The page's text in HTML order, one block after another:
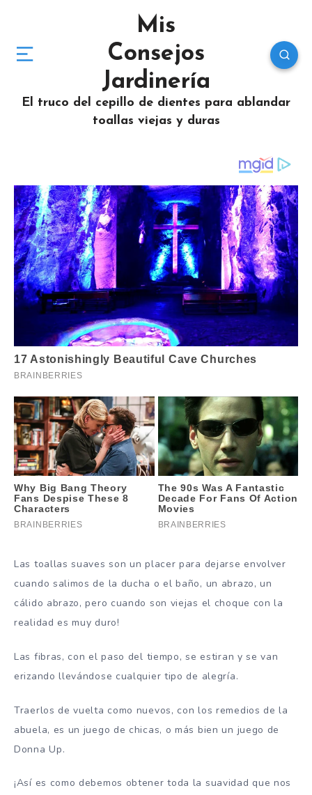
Mis
Consejos
Jardinería
El truco del cepillo de dientes para ablandar
toallas viejas y duras
Las toallas suaves son un placer para dejarse envolver
cuando salimos de la ducha o el baño, un abrazo, un
cálido abrazo, pero cuando son viejas el choque con la
realidad es muy duro!
Las fibras, con el paso del tiempo, se estiran y se van
erizando llevándose cualquier tipo de alegría.
Traerlos de vuelta como nuevos, con los remedios de la
abuela, es un juego de chicas, o más bien un juego de
Donna Up.
¡Así es como debemos obtener toda la suavidad que nos